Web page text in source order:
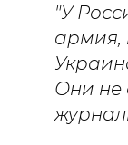
"У
армия,
Они не